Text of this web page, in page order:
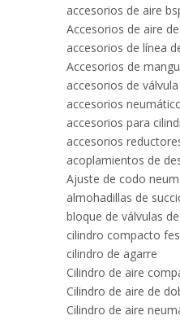
accesorios de aire
Accesorios de aire
accesorios de línea
Accesorios de
accesorios de
accesorios
accesorios para
accesorios
acoplamientos de
Ajuste de codo
almohadillas de
bloque de válvulas
cilindro compacto
cilindro de agarre
Cilindro de aire
Cilindro de aire de
Cilindro de aire